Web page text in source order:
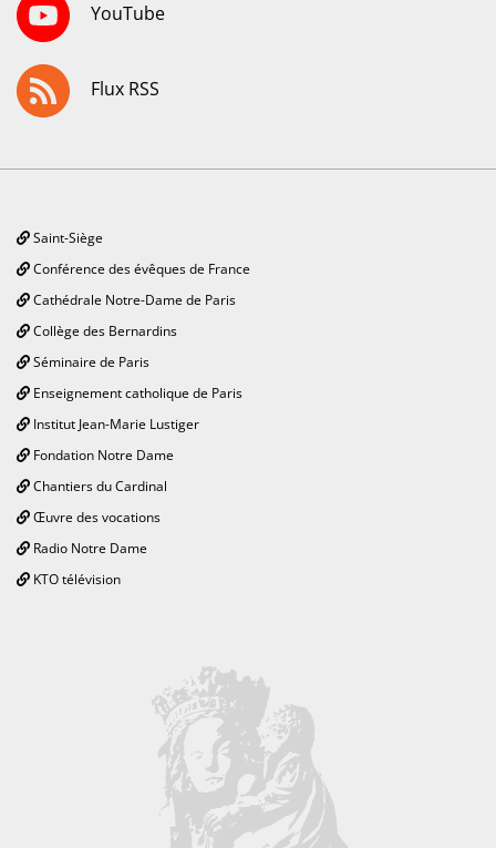
YouTube
Flux RSS
Saint-Siège
Conférence des évêques de France
Cathédrale Notre-Dame de Paris
Collège des Bernardins
Séminaire de Paris
Enseignement catholique de Paris
Institut Jean-Marie Lustiger
Fondation Notre Dame
Chantiers du Cardinal
Œuvre des vocations
Radio Notre Dame
KTO télévision